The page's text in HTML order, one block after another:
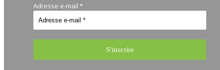
Adresse e-mail *